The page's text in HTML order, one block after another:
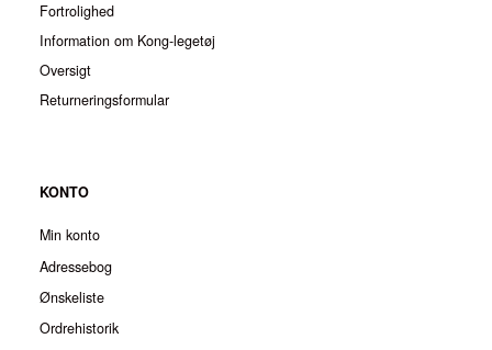
Fortrolighed
Information om Kong-legetøj
Oversigt
Returneringsformular
KONTO
Min konto
Adressebog
Ønskeliste
Ordrehistorik